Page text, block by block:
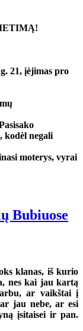
21, įėjimas pro
kodėl negali
moterys, vyrai
Bubiuose
klanas, iš kurio
nes kai jau kartą
ar vaikštai į
jau nebe, ar esi
įsitaisei ir pan.